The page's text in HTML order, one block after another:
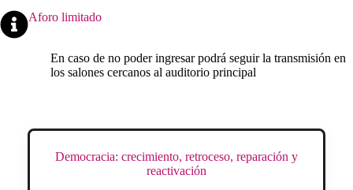
Aforo limitado
En caso de no poder ingresar podrá seguir la transmisión en
los salones cercanos al auditorio principal
Democracia: crecimiento, retroceso, reparación y
reactivación